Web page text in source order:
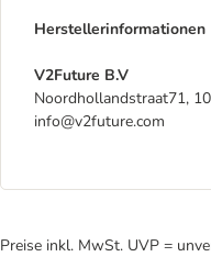
Herstellerinformationen
V2Future B.V
Noordhollandstraat71,
info@v2future.com
Preise inkl. MwSt. UVP =